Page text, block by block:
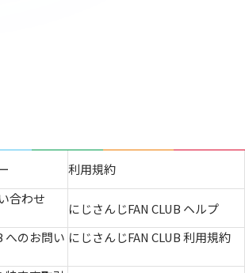
利用規約
合わせ
にじさんじFAN CLUB ヘルプ
へのお問い にじさんじFAN CLUB 利用規約